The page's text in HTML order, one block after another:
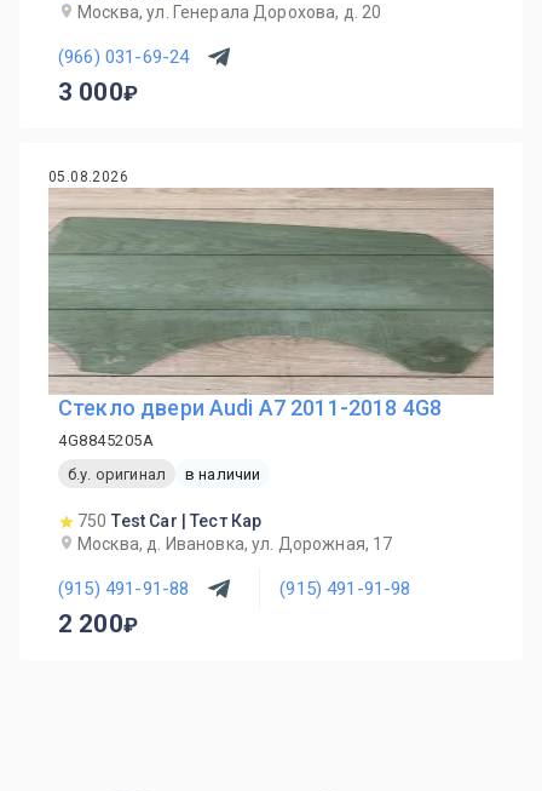
Москва, ул. Генерала Дорохова, д. 20
(966) 031-69-24
3 000
05.08.2026
Стекло двери Audi A7 2011-2018 4G8
4G8845205A
б.у. оригинал
в наличии
750 Test Car | Тест Кар
Москва, д. Ивановка, ул. Дорожная, 17
(915) 491-91-88 (915) 491-91-98
2 200